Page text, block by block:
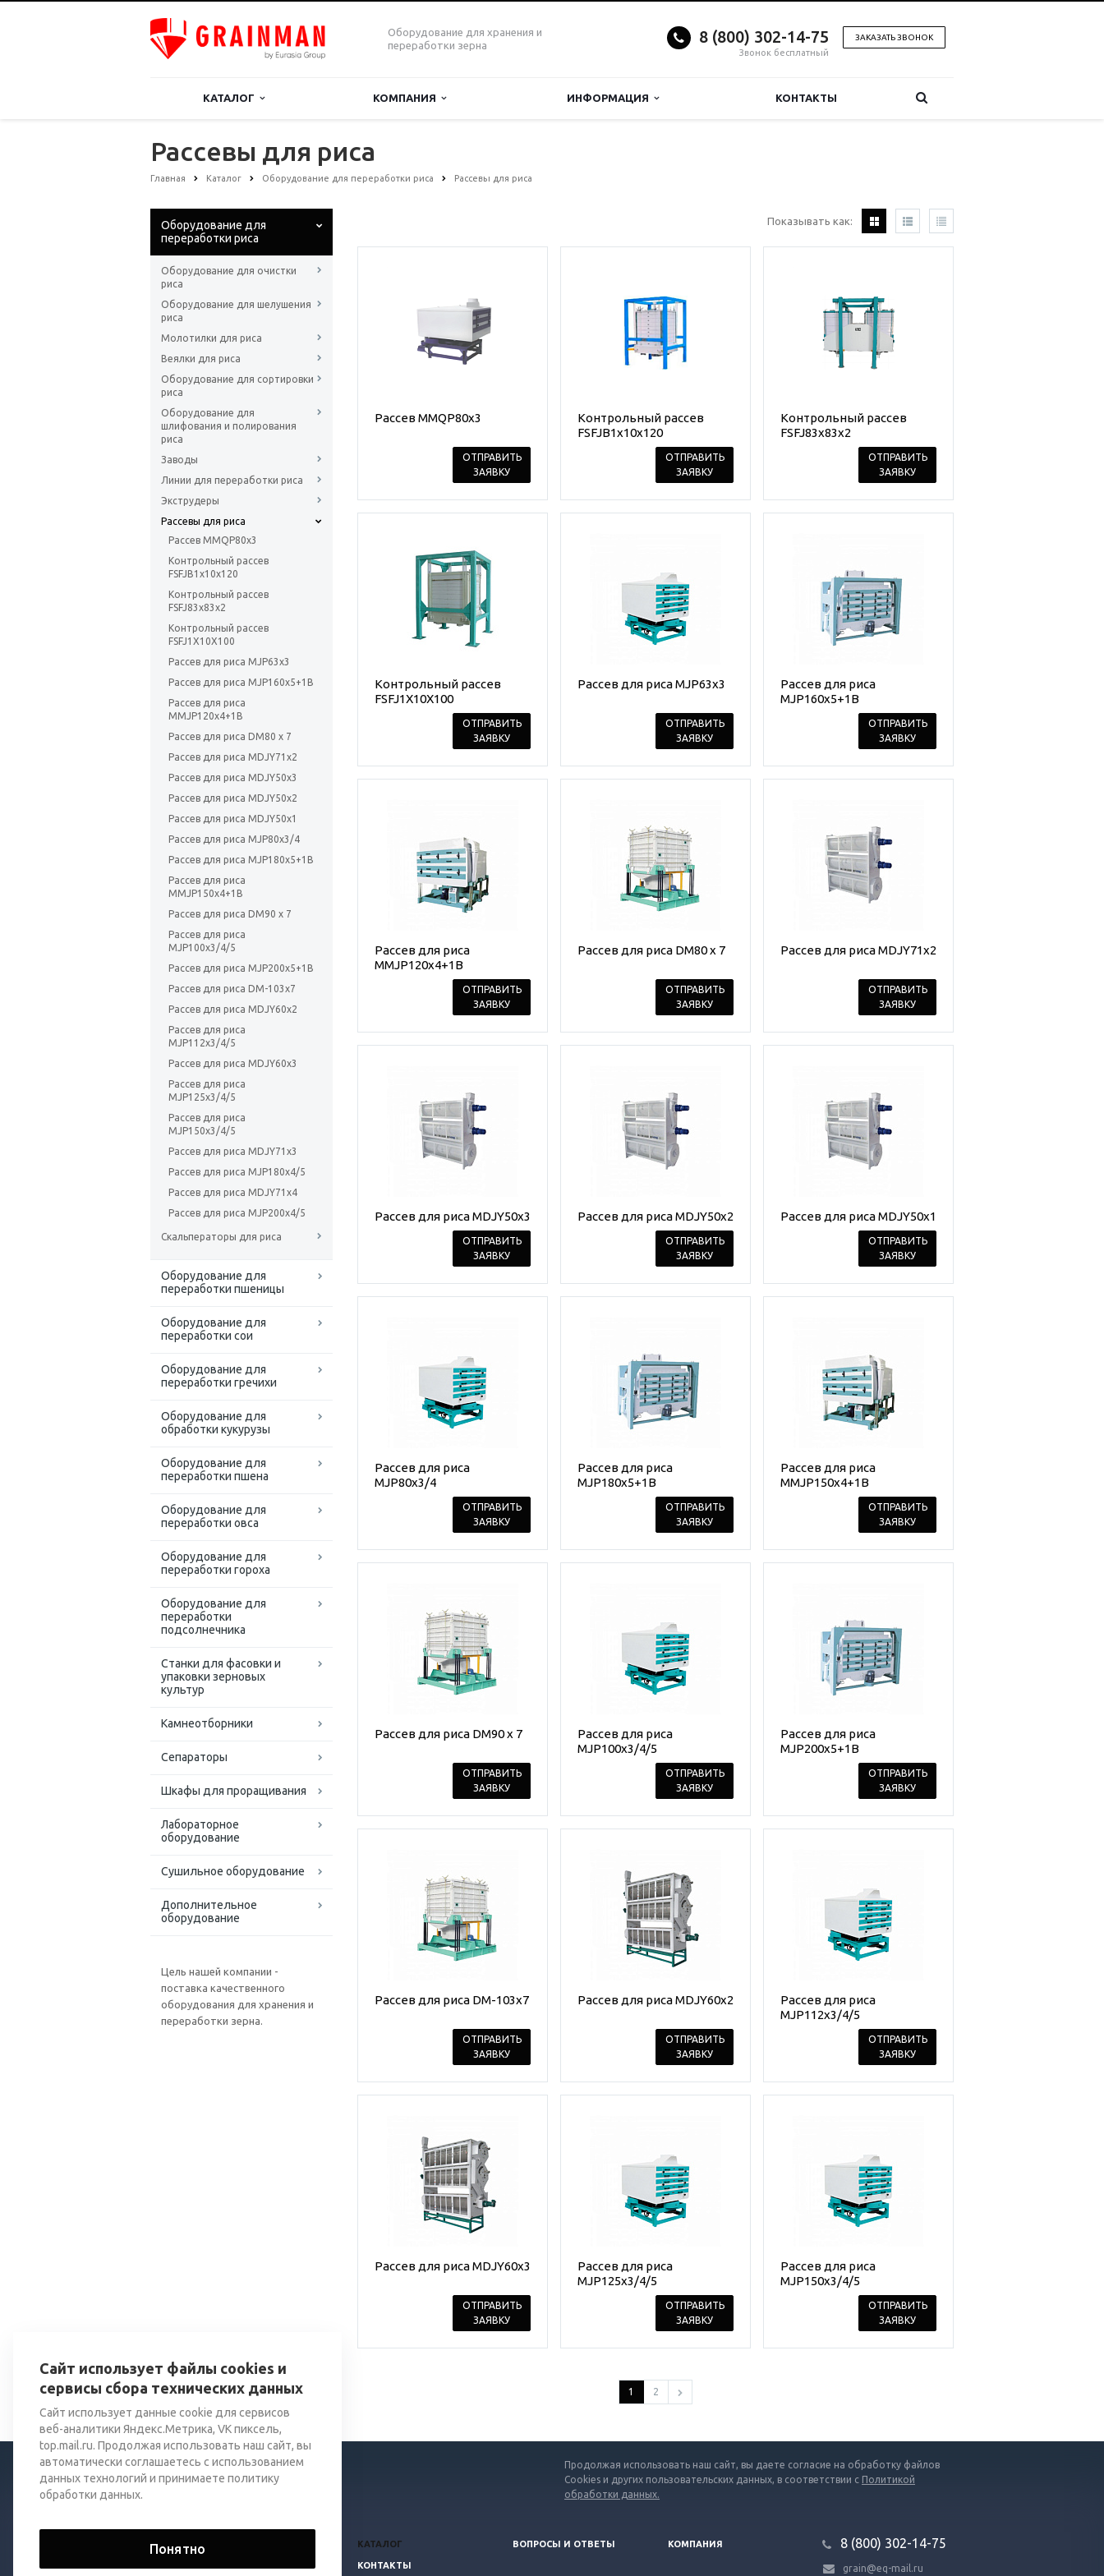
Оборудование для хранения и
переработки зерна
ЗАКАЗАТЬ ЗВОНОК
8 (800) 302-14-75
Звонок бесплатный
КАТАЛОГ КОМПАНИЯ ИНФОРМАЦИЯ КОНТАКТЫ
Рассевы для риса
Главная Каталог Оборудование для переработки риса Рассевы для риса
Оборудование для
переработки риса
Оборудование для очистки
риса
Оборудование для шелушения
риса
Молотилки для риса
Веялки для риса
Оборудование для сортировки
риса
Оборудование для
шлифования и полирования
риса
Заводы
Линии для переработки риса
Экструдеры
Рассевы для риса
Рассев MMQP80x3
Контрольный рассев
FSFJB1х10х120
Контрольный рассев
FSFJ83х83х2
Контрольный рассев
FSFJ1X10X100
Рассев для риса MJP63x3
Рассев для риса MJP160x5+1B
Рассев для риса
MMJP120x4+1B
Рассев для риса DM80 x 7
Рассев для риса MDJY71x2
Рассев для риса MDJY50x3
Рассев для риса MDJY50x2
Рассев для риса MDJY50x1
Рассев для риса MJP80x3/4
Рассев для риса MJP180x5+1B
Рассев для риса
MMJP150x4+1B
Рассев для риса DM90 x 7
Рассев для риса
MJP100x3/4/5
Рассев для риса MJP200x5+1B
Рассев для риса DM-103х7
Рассев для риса MDJY60x2
Рассев для риса
MJP112x3/4/5
Рассев для риса MDJY60x3
Рассев для риса
MJP125x3/4/5
Рассев для риса
MJP150x3/4/5
Рассев для риса MDJY71x3
Рассев для риса MJP180x4/5
Рассев для риса MDJY71x4
Рассев для риса MJP200x4/5
Скальператоры для риса
Оборудование для
переработки пшеницы
Оборудование для
переработки сои
Оборудование для
переработки гречихи
Оборудование для
обработки кукурузы
Оборудование для
переработки пшена
Оборудование для
переработки овса
Оборудование для
переработки гороха
Оборудование для
переработки
подсолнечника
Станки для фасовки и
упаковки зерновых
культур
Камнеотборники
Сепараторы
Шкафы для проращивания
Лабораторное
оборудование
Сушильное оборудование
Дополнительное
оборудование
Цель нашей компании -
поставка качественного
оборудования для хранения и
переработки зерна.
Показывать как:
Рассев MMQP80x3
ОТПРАВИТЬ
ЗАЯВКУ
Контрольный рассев
FSFJB1х10х120
ОТПРАВИТЬ
ЗАЯВКУ
Контрольный рассев
FSFJ83х83х2
ОТПРАВИТЬ
ЗАЯВКУ
Контрольный рассев
FSFJ1X10X100
ОТПРАВИТЬ
ЗАЯВКУ
Рассев для риса MJP63x3
ОТПРАВИТЬ
ЗАЯВКУ
Рассев для риса
MJP160x5+1B
ОТПРАВИТЬ
ЗАЯВКУ
Рассев для риса
MMJP120x4+1B
ОТПРАВИТЬ
ЗАЯВКУ
Рассев для риса DM80 x 7
ОТПРАВИТЬ
ЗАЯВКУ
Рассев для риса MDJY71x2
ОТПРАВИТЬ
ЗАЯВКУ
Рассев для риса MDJY50x3
ОТПРАВИТЬ
ЗАЯВКУ
Рассев для риса MDJY50x2
ОТПРАВИТЬ
ЗАЯВКУ
Рассев для риса MDJY50x1
ОТПРАВИТЬ
ЗАЯВКУ
Рассев для риса
MJP80x3/4
ОТПРАВИТЬ
ЗАЯВКУ
Рассев для риса
MJP180x5+1B
ОТПРАВИТЬ
ЗАЯВКУ
Рассев для риса
MMJP150x4+1B
ОТПРАВИТЬ
ЗАЯВКУ
Рассев для риса DM90 x 7
ОТПРАВИТЬ
ЗАЯВКУ
Рассев для риса
MJP100x3/4/5
ОТПРАВИТЬ
ЗАЯВКУ
Рассев для риса
MJP200x5+1B
ОТПРАВИТЬ
ЗАЯВКУ
Рассев для риса DM-103х7
ОТПРАВИТЬ
ЗАЯВКУ
Рассев для риса MDJY60x2
ОТПРАВИТЬ
ЗАЯВКУ
Рассев для риса
MJP112x3/4/5
ОТПРАВИТЬ
ЗАЯВКУ
Рассев для риса MDJY60x3
ОТПРАВИТЬ
ЗАЯВКУ
Рассев для риса
MJP125x3/4/5
ОТПРАВИТЬ
ЗАЯВКУ
Рассев для риса
MJP150x3/4/5
ОТПРАВИТЬ
ЗАЯВКУ
1 2
Продолжая использовать наш сайт, вы даете согласие на обработку файлов
Cookies и других пользовательских данных, в соответствии с Политикой
обработки данных.
© 2026 Все права защищены. КАТАЛОГ ВОПРОСЫ И ОТВЕТЫ КОМПАНИЯ
КОНТАКТЫ
8 (800) 302-14-75
grain@eq-mail.ru
Сайт использует файлы cookies и
сервисы сбора технических данных
Сайт использует данные cookie для сервисов
веб-аналитики Яндекс.Метрика, VK пиксель,
top.mail.ru. Продолжая использовать наш сайт, вы
автоматически соглашаетесь с использованием
данных технологий и принимаете политику
обработки данных.
Понятно